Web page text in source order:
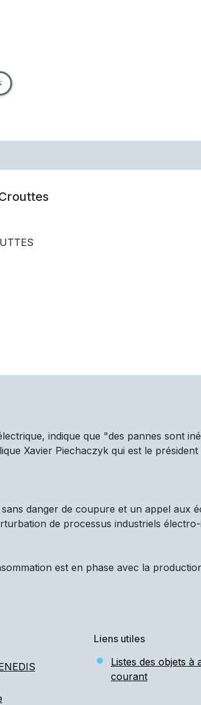
indique que "des pannes sont
Xavier Piechaczyk qui est le
danger de coupure et un appel aux
de processus industriels
est en phase avec la
Liens utiles
Listes des objets à
courant